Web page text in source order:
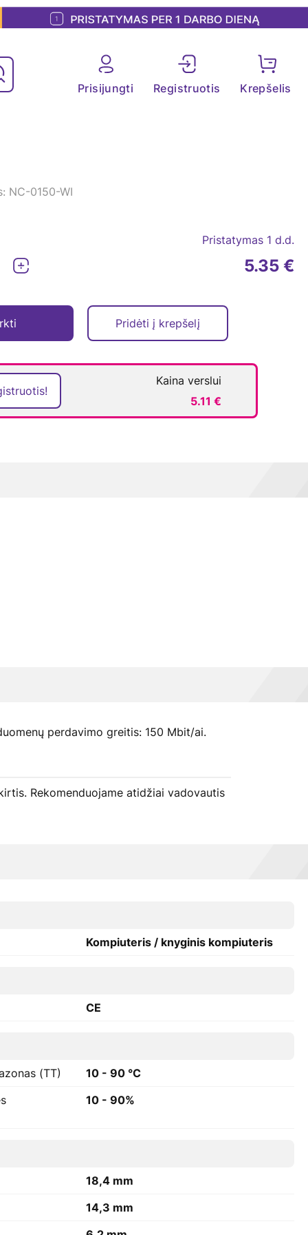
Prisijungti Registruotis Krepšelis
NC-0150-WI
5.35 €
Pristatymas 1 d.d.
Pridėti į krepšelį
Kaina verslui
5.11 €
perdavimo greitis: 150 Mbit/ai.
Rekomenduojame atidžiai vadovautis
Kompiuteris / knyginis kompiuteris
CE
(TT)
10 - 90 °C
10 - 90%
18,4 mm
14,3 mm